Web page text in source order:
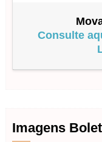
Consulte
Imagens